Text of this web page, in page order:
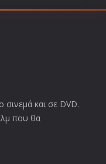
σινεμά και σε DVD.
που θα